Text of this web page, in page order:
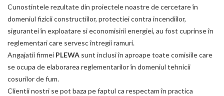
Cunostintele rezultate din proiectele noastre de cercetare în
domeniul fizicii constructiilor, protectiei contra incendiilor,
sigurantei în exploatare si economisirii energiei, au fost cuprinse în
reglementari care servesc întregii ramuri.
Angajatii firmei PLEWA sunt inclusi în aproape toate comisiile care
se ocupa de elaborarea reglementarilor în domeniul tehnicii
cosurilor de fum.
Clientii nostri se pot baza pe faptul ca respectam în practica